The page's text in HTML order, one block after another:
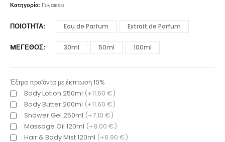
through
25.00 €
Κατηγορία: Γυναικεία
ΠΟΙΌΤΗΤΑ Eau de Parfum Extrait de Parfum
MΈΓΕΘΟΣ 30ml 50ml 100ml
Έξτρα προϊόντα με έκπτωση 10%
Body Lotion 250ml (+11.60 €)
Body Butter 200ml (+11.60 €)
Shower Gel 250ml (+7.10 €)
Massage Oil 120ml (+8.00 €)
Hair & Body Mist 120ml (+8.90 €)